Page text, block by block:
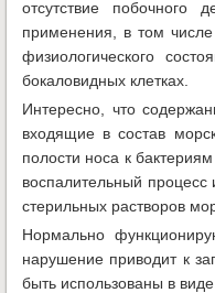
отсутствие побочного
применения, в том
физиологического
бокаловидных клетках.
Интересно, что
входящие в состав
полости носа к
воспалительный
стерильных растворов
Нормально
нарушение приводит к
быть использованы в